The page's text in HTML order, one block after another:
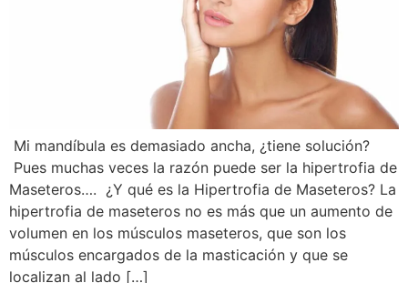
Mi mandíbula es demasiado ancha, ¿tiene solución?
Pues muchas veces la razón puede ser la hipertrofia de
Maseteros…. ¿Y qué es la Hipertrofia de Maseteros? La
hipertrofia de maseteros no es más que un aumento de
volumen en los músculos maseteros, que son los
músculos encargados de la masticación y que se
localizan al lado […]